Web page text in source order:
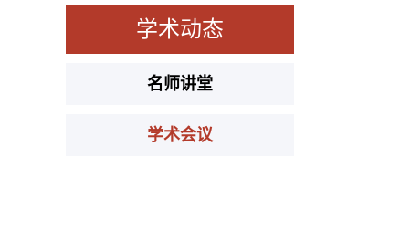
学术动态
名师讲堂
学术会议